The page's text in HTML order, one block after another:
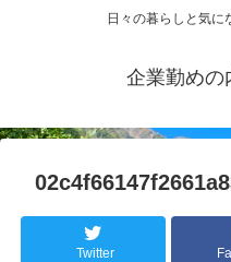
日々の暮らしと気に
企業勤めの
Twitter